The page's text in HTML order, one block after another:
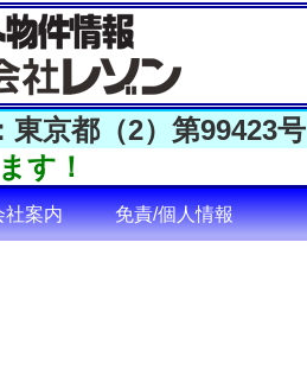
東京都（2）第99423号
す！
社案内 免責/個人情報